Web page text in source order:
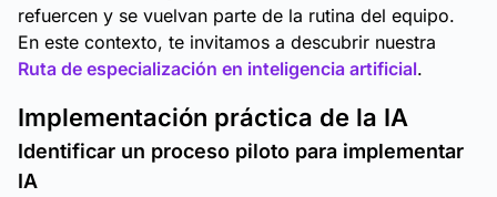
refuercen y se vuelvan parte de la rutina del equipo.
En este contexto, te invitamos a descubrir nuestra
Ruta de especialización en inteligencia artificial.
Implementación práctica de la IA
Identificar un proceso piloto para implementar
IA